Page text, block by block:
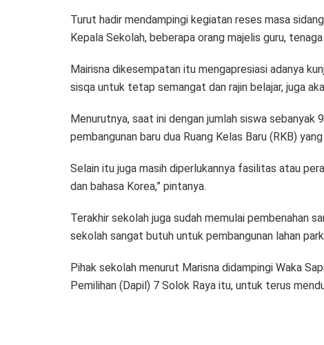
Turut hadir mendampingi kegiatan reses masa
Kepala Sekolah, beberapa orang majelis guru,
Mairisna dikesempatan itu mengapresiasi adanya
sisqa untuk tetap semangat dan rajin belajar, juga
Menurutnya, saat ini dengan jumlah siswa
pembangunan baru dua Ruang Kelas Baru (RKB)
Selain itu juga masih diperlukannya fasilitas atau
dan bahasa Korea,” pintanya.
Terakhir sekolah juga sudah memulai pembenahan
sekolah sangat butuh untuk pembangunan lahan
Pihak sekolah menurut Marisna didampingi Waka
Pemilihan (Dapil) 7 Solok Raya itu, untuk terus